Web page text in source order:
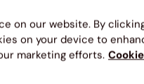
on our website. By
on your device to
marketing efforts.